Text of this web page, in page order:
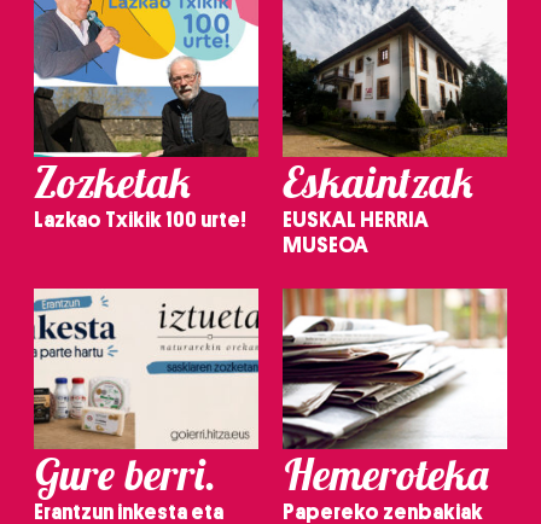
Zozketak
Lazkao Txikik 100 urte!
Eskaintzak
EUSKAL HERRIA
MUSEOA
Gure berri.
Erantzun inkesta eta
Hemeroteka
Papereko zenbakiak